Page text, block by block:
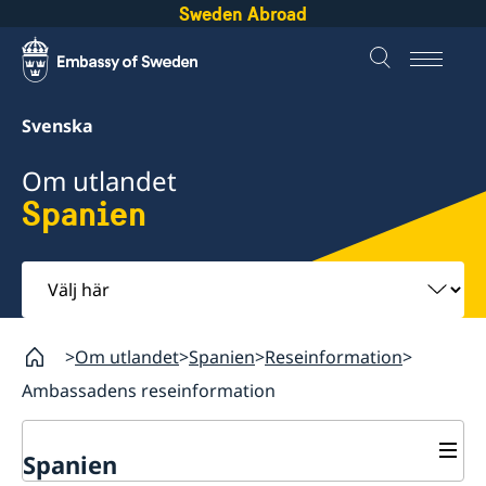
Sweden Abroad
Svenska
Om utlandet
Spanien
Välj
här
Om utlandet Spanien Reseinformation
Ambassadens reseinformation
Spanien